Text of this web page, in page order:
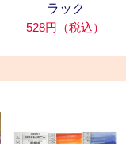
ラック
528円（税込）